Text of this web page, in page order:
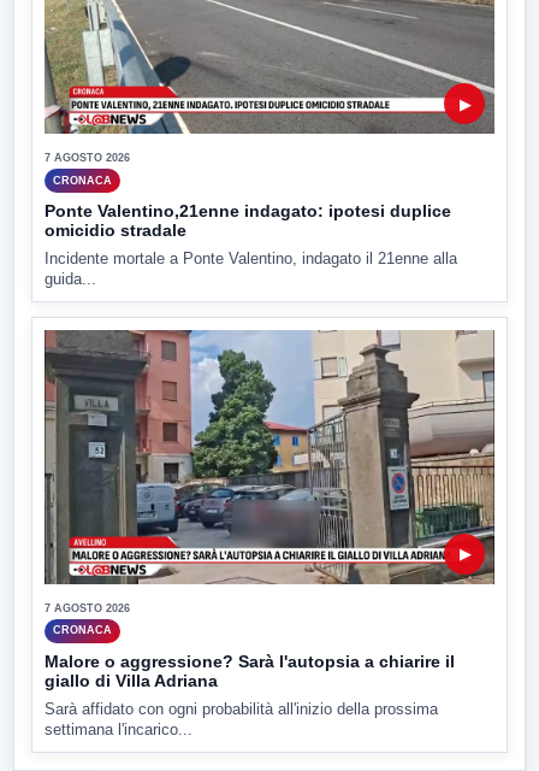
▶
7 AGOSTO 2026
CRONACA
Ponte Valentino,21enne indagato: ipotesi duplice
omicidio stradale
Incidente mortale a Ponte Valentino, indagato il 21enne alla
guida...
▶
7 AGOSTO 2026
CRONACA
Malore o aggressione? Sarà l'autopsia a chiarire il
giallo di Villa Adriana
Sarà affidato con ogni probabilità all'inizio della prossima
settimana l'incarico...